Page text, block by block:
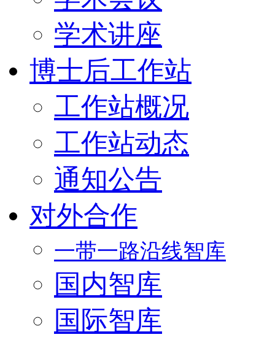
学术讲座
博士后工作站
工作站概况
工作站动态
通知公告
对外合作
一带一路沿线智库
国内智库
国际智库